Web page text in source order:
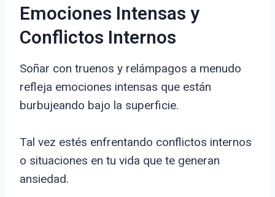
Emociones Intensas y
Conflictos Internos
Soñar con truenos y relámpagos a menudo
refleja emociones intensas que están
burbujeando bajo la superficie.
Tal vez estés enfrentando conflictos internos
o situaciones en tu vida que te generan
ansiedad.